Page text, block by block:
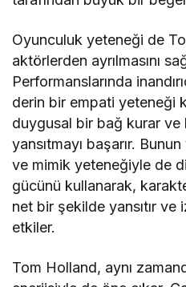
Oyunculuk yeteneği de
aktörlerden ayrılmasını
Performanslarında
derin bir empati yeteneği
duygusal bir bağ kurar ve
yansıtmayı başarır.
ve mimik yeteneğiyle de
gücünü kullanarak,
net bir şekilde yansıtır ve
etkiler.
Tom Holland, aynı